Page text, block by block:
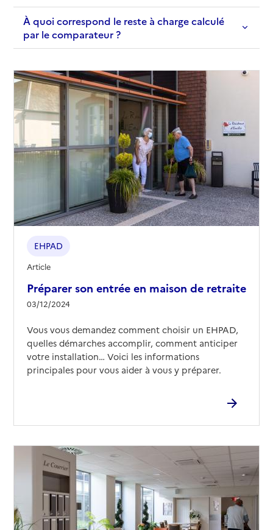
À quoi correspond le reste à charge calculé
par le comparateur ?
Préparer son entrée en maison de retraite
03/12/2024
EHPAD
Article
Vous vous demandez comment choisir un EHPAD,
quelles démarches accomplir, comment anticiper
votre installation… Voici les informations
principales pour vous aider à vous y préparer.